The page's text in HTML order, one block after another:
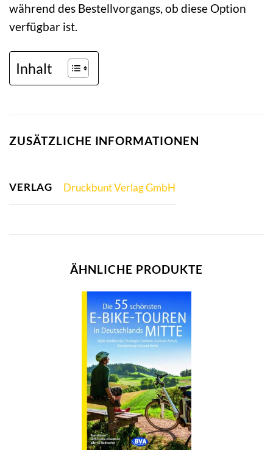
während des Bestellvorgangs, ob diese Option
verfügbar ist.
Inhalt
ZUSÄTZLICHE INFORMATIONEN
VERLAG Druckbunt Verlag GmbH
ÄHNLICHE PRODUKTE